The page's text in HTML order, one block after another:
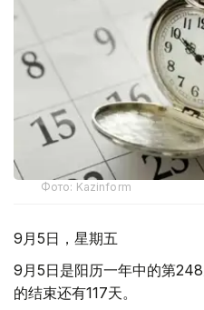
Фото: Kazinform
9月5日，星期五
9月5日是阳历一年中的第
的结束还有117天。